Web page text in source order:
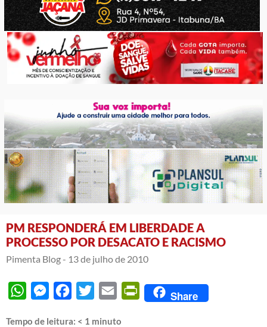
PM RESPONDERÁ EM LIBERDADE A
PROCESSO POR DESACATO E RACISMO
Pimenta Blog - 13 de julho de 2010
WhatsAppMessengerFacebook
Twitter Email PrintFriendly
Share
Tempo de leitura: < 1 minuto